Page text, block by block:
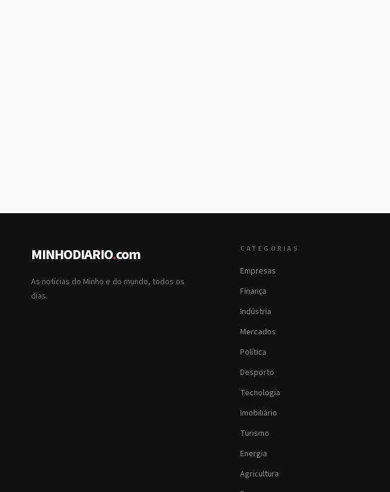
MINHODIARIO.com
As notícias do Minho e do mundo, todos os
dias.
CATEGORIAS
Empresas
Finança
Indústria
Mercados
Política
Desporto
Tecnologia
Imobiliário
Turismo
Energia
Agricultura